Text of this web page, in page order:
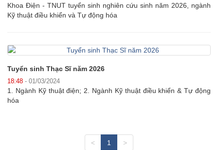
Khoa Điện - TNUT tuyển sinh nghiên cứu sinh năm 2026, ngành
Kỹ thuật điều khiển và Tự động hóa
Tuyển sinh Thạc Sĩ năm 2026
18:48 - 01/03/2024
1. Ngành Kỹ thuật điện; 2. Ngành Kỹ thuật điều khiển & Tự động
hóa
< 1 >